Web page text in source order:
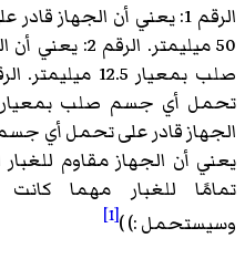
الرقم 1: يعني أن
50 ميليمتر.
تمامًا للغبار مهما
وسيستحمل :) )[1]